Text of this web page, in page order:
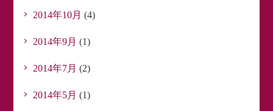
2014年10月 (4)
2014年9月 (1)
2014年7月 (2)
2014年5月 (1)